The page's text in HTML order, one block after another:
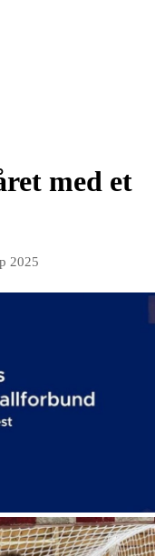
med et
2025